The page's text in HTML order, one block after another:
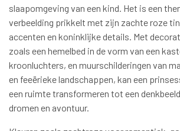
slaapomgeving van een kind. Het is een
verbeelding prikkelt met zijn zachte roze
accenten en koninklijke details. Met
zoals een hemelbed in de vorm van een
kroonluchters, en muurschilderingen van
en feeërieke landschappen, kan een
een ruimte transformeren tot een
dromen en avontuur.